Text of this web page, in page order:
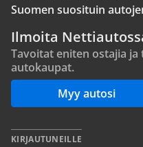
Suomen suosituin
Ilmoita
Tavoitat eniten ostajia
autokaupat.
Myy autosi
KIRJAUTUNEILLE